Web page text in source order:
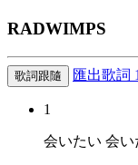
RADWIMPS
歌詞跟隨 匯出歌詞 1
1
会いたい 会